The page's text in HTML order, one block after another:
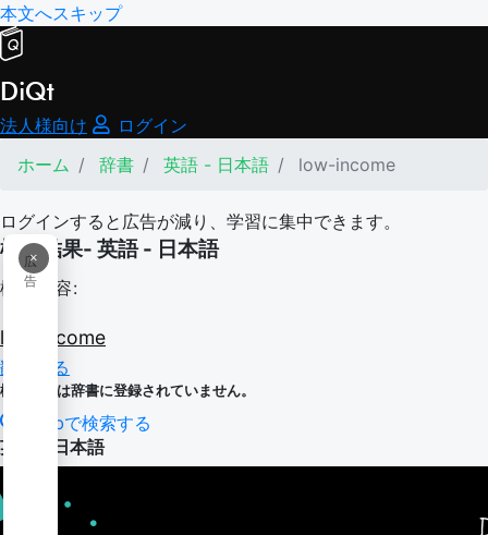
本文へスキップ
DiQt
法人様向け
ログイン
ホーム
辞書 英語 - 日本語 low-income
ログインすると広告が減り、学習に集中できます。
×
広
告
検索結果- 英語 - 日本語
検索内容:
low-income
翻訳する
検索内容は辞書に登録されていません。
Webで検索する
英語 - 日本語